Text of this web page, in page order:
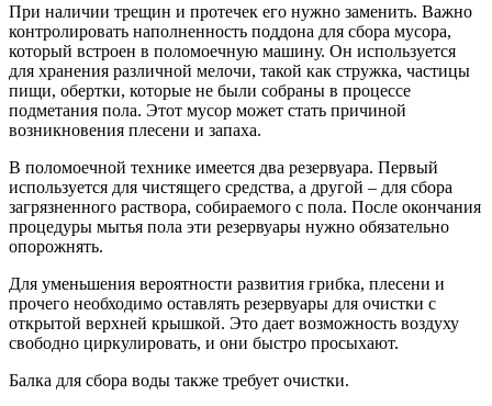
При наличии трещин и протечек его нужно заменить. Важно
контролировать наполненность поддона для сбора мусора,
который встроен в поломоечную машину. Он используется
для хранения различной мелочи, такой как стружка, частицы
пищи, обертки, которые не были собраны в процессе
подметания пола. Этот мусор может стать причиной
возникновения плесени и запаха.
В поломоечной технике имеется два резервуара. Первый
используется для чистящего средства, а другой – для сбора
загрязненного раствора, собираемого с пола. После окончания
процедуры мытья пола эти резервуары нужно обязательно
опорожнять.
Для уменьшения вероятности развития грибка, плесени и
прочего необходимо оставлять резервуары для очистки с
открытой верхней крышкой. Это дает возможность воздуху
свободно циркулировать, и они быстро просыхают.
Балка для сбора воды также требует очистки.